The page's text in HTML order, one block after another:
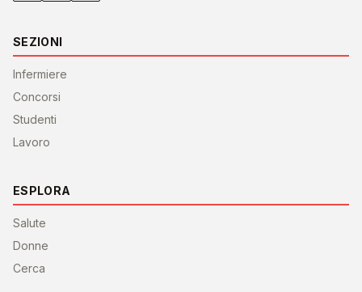
SEZIONI
Infermiere
Concorsi
Studenti
Lavoro
ESPLORA
Salute
Donne
Cerca